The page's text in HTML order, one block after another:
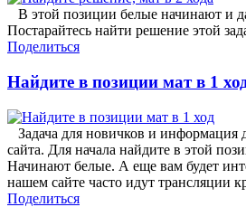
В этой позиции белые начинают и
Постарайтесь найти решение этой
Поделиться
Найдите в позиции мат в 1
Задача для новичков и информация
сайта. Для начала найдите в этой
Начинают белые. А еще вам будет
нашем сайте часто идут трансляции
Поделиться